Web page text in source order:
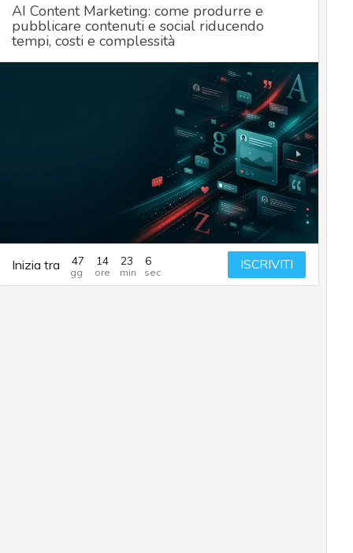
AI Content Marketing: come produrre e
pubblicare contenuti e social riducendo
tempi, costi e complessità
Inizia tra 47 14 23 5 ISCRIVITI